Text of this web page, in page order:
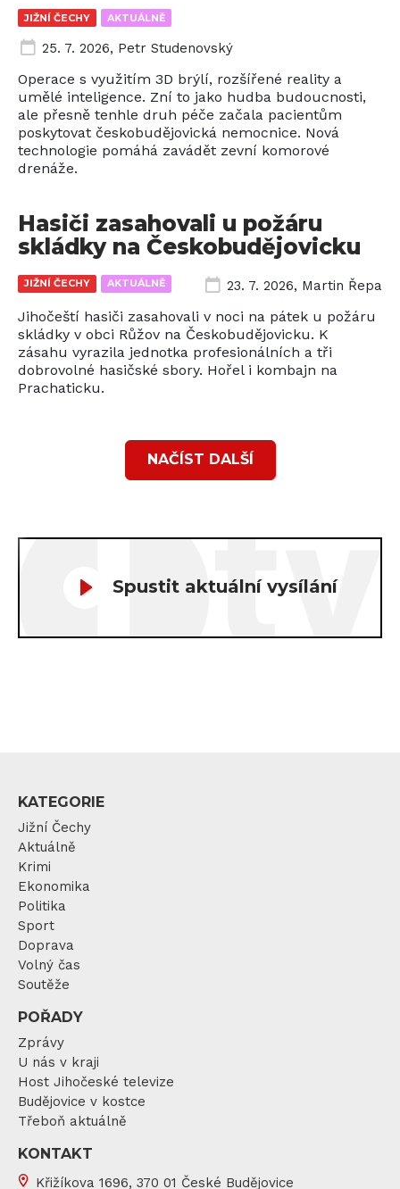
JIŽNÍ ČECHY AKTUÁLNĚ
25. 7. 2026, Petr Studenovský
Operace s využitím 3D brýlí, rozšířené reality a
umělé inteligence. Zní to jako hudba budoucnosti,
ale přesně tenhle druh péče začala pacientům
poskytovat českobudějovická nemocnice. Nová
technologie pomáhá zavádět zevní komorové
drenáže.
JIŽNÍ ČECHY AKTUÁLNĚ
Hasiči zasahovali u požáru
skládky na Českobudějovicku
23. 7. 2026, Martin Řepa
Jihočeští hasiči zasahovali v noci na pátek u požáru
skládky v obci Růžov na Českobudějovicku. K
zásahu vyrazila jednotka profesionálních a tři
dobrovolné hasičské sbory. Hořel i kombajn na
Prachaticku.
NAČÍST DALŠÍ
Spustit aktuální vysílání
KATEGORIE
Jižní Čechy
Aktuálně
Krimi
Ekonomika
Politika
Sport
Doprava
Volný čas
Soutěže
POŘADY
Zprávy
U nás v kraji
Host Jihočeské televize
Budějovice v kostce
Třeboň aktuálně
KONTAKT
Křižíkova 1696, 370 01 České Budějovice